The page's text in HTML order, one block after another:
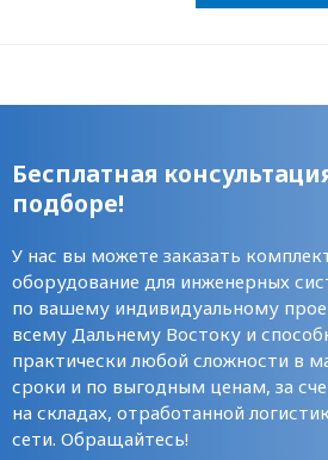
Бесплатная
подборе!
У нас вы можете заказать
оборудование для инженерных
по вашему индивидуальному
всему Дальнему Востоку и
практически любой сложности в
сроки и по выгодным ценам, за
на складах, отработанной
сети. Обращайтесь!